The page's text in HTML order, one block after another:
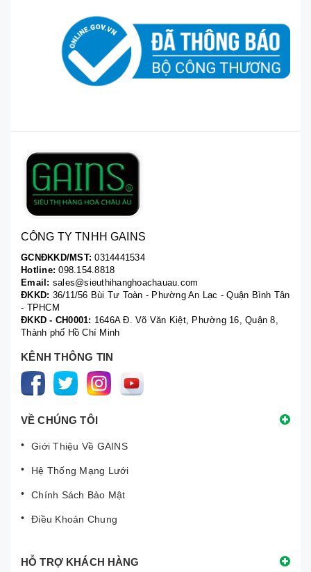
CÔNG TY TNHH GAINS
GCNĐKKD/MST: 0314441534
Hotline: 098.154.8818
Email: sales@sieuthihanghoachauau.com
ĐKKD: 36/11/56 Bùi Tư Toàn - Phường An Lạc - Quận Bình Tân
- TPHCM
ĐKKD - CH0001: 1646A Đ. Võ Văn Kiệt, Phường 16, Quận 8,
Thành phố Hồ Chí Minh
KÊNH THÔNG TIN
VỀ CHÚNG TÔI
Giới Thiệu Về GAINS
Hệ Thống Mạng Lưới
Chính Sách Bảo Mật
Điều Khoản Chung
HỖ TRỢ KHÁCH HÀNG